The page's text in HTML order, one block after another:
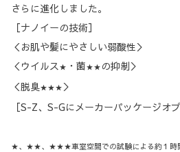
さらに進化しました。
［ナノイーの技術］
＜お肌や髪にやさしい弱酸性＞
＜ウイルス ★ ・菌★★ の抑制＞
＜脱臭★★★＞
［S-Z、S-Gにメーカーパッケージオプ
★、★★、★★★車室空間での試験による約１時